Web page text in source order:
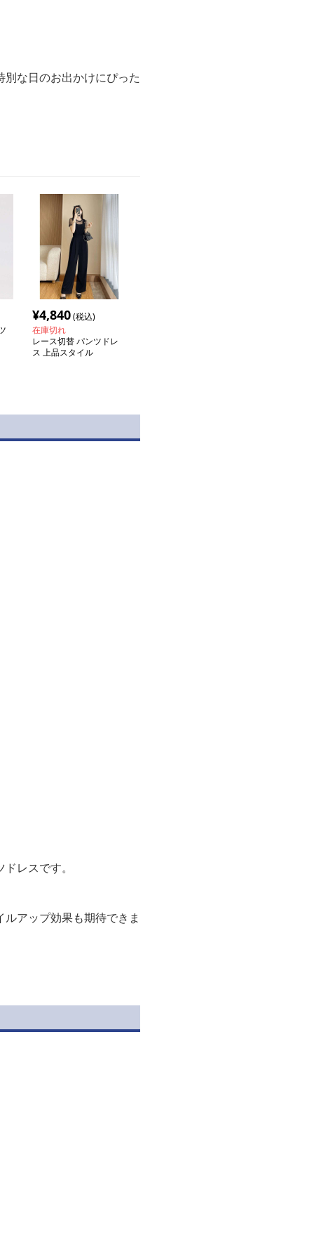
な日のお出かけにぴった
¥4,840(税込)
在庫切れ
レース切替 パンツドレ
ス 上品スタイル
レスです。
アップ効果も期待できま